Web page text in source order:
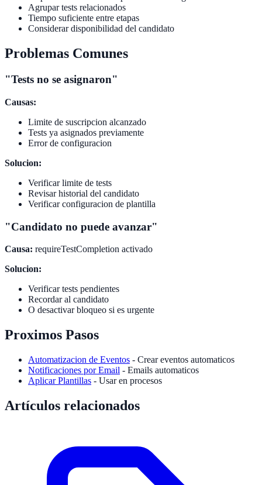
Agrupar tests relacionados
Tiempo suficiente entre etapas
Considerar disponibilidad del candidato
Problemas Comunes
"Tests no se asignaron"
Causas:
Limite de suscripcion alcanzado
Tests ya asignados previamente
Error de configuracion
Solucion:
Verificar limite de tests
Revisar historial del candidato
Verificar configuracion de plantilla
"Candidato no puede avanzar"
Causa: requireTestCompletion activado
Solucion:
Verificar tests pendientes
Recordar al candidato
O desactivar bloqueo si es urgente
Proximos Pasos
Automatizacion de Eventos - Crear eventos automaticos
Notificaciones por Email - Emails automaticos
Aplicar Plantillas - Usar en procesos
Artículos relacionados